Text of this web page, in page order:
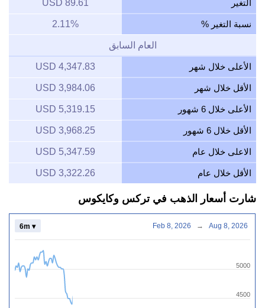
التغير 89.61 USD
نسبة التغير % 2.11%
العام السابق
الأعلى خلال شهر 4,347.83 USD
الأقل خلال شهر 3,984.06 USD
الأعلى خلال 6 شهور 5,319.15 USD
الأقل خلال 6 شهور 3,968.25 USD
الاعلى خلال عام 5,347.59 USD
الأقل خلال عام 3,322.26 USD
شارت أسعار الذهب في تركس وكايكوس
4500
5000
6m ▾ Feb 8, 2026 → Aug 8, 2026